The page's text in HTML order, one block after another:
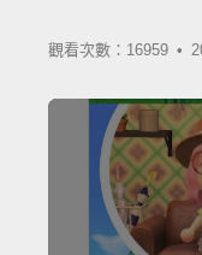
觀看次數：16959 •